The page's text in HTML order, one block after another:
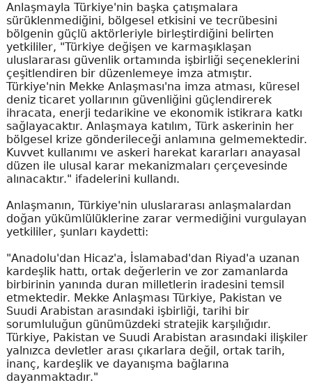
Anlaşmayla Türkiye'nin başka çatışmalara
sürüklenmediğini, bölgesel etkisini ve tecrübesini
bölgenin güçlü aktörleriyle birleştirdiğini belirten
yetkililer, "Türkiye değişen ve karmaşıklaşan
uluslararası güvenlik ortamında işbirliği seçeneklerini
çeşitlendiren bir düzenlemeye imza atmıştır.
Türkiye'nin Mekke Anlaşması'na imza atması, küresel
deniz ticaret yollarının güvenliğini güçlendirerek
ihracata, enerji tedarikine ve ekonomik istikrara katkı
sağlayacaktır. Anlaşmaya katılım, Türk askerinin her
bölgesel krize gönderileceği anlamına gelmemektedir.
Kuvvet kullanımı ve askeri harekat kararları anayasal
düzen ile ulusal karar mekanizmaları çerçevesinde
alınacaktır." ifadelerini kullandı.
Anlaşmanın, Türkiye'nin uluslararası anlaşmalardan
doğan yükümlülüklerine zarar vermediğini vurgulayan
yetkililer, şunları kaydetti:
"Anadolu'dan Hicaz'a, İslamabad'dan Riyad'a uzanan
kardeşlik hattı, ortak değerlerin ve zor zamanlarda
birbirinin yanında duran milletlerin iradesini temsil
etmektedir. Mekke Anlaşması Türkiye, Pakistan ve
Suudi Arabistan arasındaki işbirliği, tarihi bir
sorumluluğun günümüzdeki stratejik karşılığıdır.
Türkiye, Pakistan ve Suudi Arabistan arasındaki ilişkiler
yalnızca devletler arası çıkarlara değil, ortak tarih,
inanç, kardeşlik ve dayanışma bağlarına
dayanmaktadır."